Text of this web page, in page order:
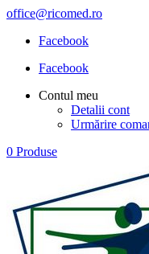
office@ricomed.ro
Facebook
Facebook
Contul meu
Detalii cont
Urmărire
0 Produse